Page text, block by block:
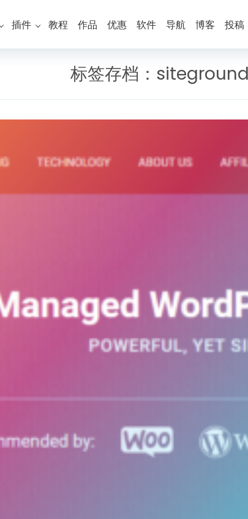
插件 教程 作品 优惠 软件 导航 博客 投稿
标签存档： siteground